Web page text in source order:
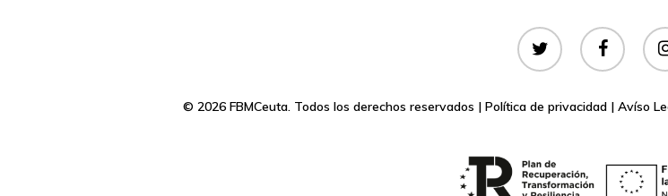
twitter facebook
© 2026 FBMCeuta. Todos los derechos reservados | Política de privacidad| Avíso